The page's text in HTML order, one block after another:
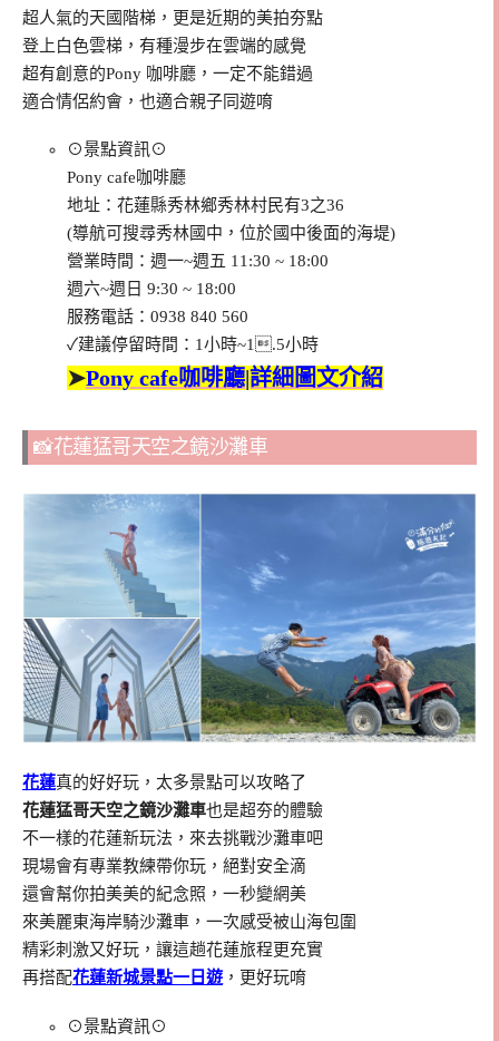
超人氣的天國階梯，更是近期的美拍夯點
登上白色雲梯，有種漫步在雲端的感覺
超有創意的Pony 咖啡廳，一定不能錯過
適合情侶約會，也適合親子同遊唷
⊙景點資訊⊙
Pony cafe咖啡廳
地址：花蓮縣秀林鄉秀林村民有3之36
(導航可搜尋秀林國中，位於國中後面的海堤)
營業時間：週一~週五 11:30 ~ 18:00
週六~週日 9:30 ~ 18:00
服務電話：0938 840 560
✓建議停留時間：1小時~1.5小時
➤Pony cafe咖啡廳|詳細圖文介紹
📸花蓮猛哥天空之鏡沙灘車
花蓮真的好好玩，太多景點可以攻略了
花蓮猛哥天空之鏡沙灘車也是超夯的體驗
不一樣的花蓮新玩法，來去挑戰沙灘車吧
現場會有專業教練帶你玩，絕對安全滴
還會幫你拍美美的紀念照，一秒變網美
來美麗東海岸騎沙灘車，一次感受被山海包圍
精彩刺激又好玩，讓這趟花蓮旅程更充實
再搭配花蓮新城景點一日遊 ，更好玩唷
⊙景點資訊⊙